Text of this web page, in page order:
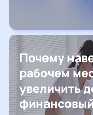
Почему
рабочем
увеличить